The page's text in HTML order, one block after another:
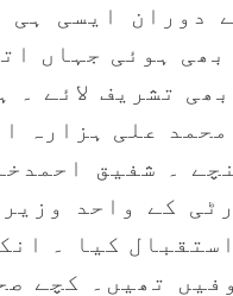
دوران ایسی ہی
ہوئی جہاں
تشریف لائے
محمد علی ہزارہ
۔ شفیق
کے واحد
کیا ۔
تھیں۔ کچے